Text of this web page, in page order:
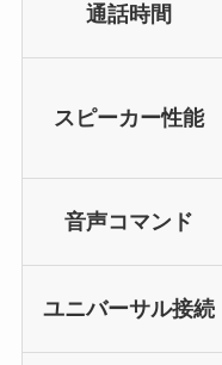
通話時間
スピーカー性能
音声コマンド
ユニバーサル接続